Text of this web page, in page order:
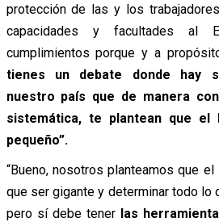
protección de las y los
capacidades y facultades al
cumplimientos porque y a
tienes un debate donde hay
nuestro país que de manera
sistemática, te plantean que el
pequeño”.
“Bueno, nosotros planteamos que
que ser gigante y determinar todo lo
pero sí debe tener las